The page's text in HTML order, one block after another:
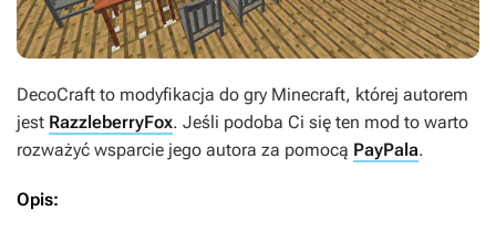
DecoCraft to modyfikacja do gry Minecraft, której autorem
jest RazzleberryFox. Jeśli podoba Ci się ten mod to warto
rozważyć wsparcie jego autora za pomocą PayPala.
Opis: